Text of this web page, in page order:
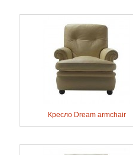
Кресло Dream armchair